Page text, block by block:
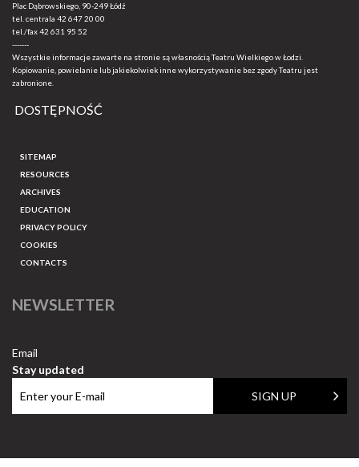
Plac Dąbrowskiego, 90-249 Łódź
tel. centrala 42 647 20 00
tel./fax42 631 95 52
-------
Wszystkie informacje zawarte na stronie są własnością Teatru Wielkiego w Łodzi.
Kopiowanie, powielanie lub jakiekolwiek inne wykorzystywanie bez zgody Teatru jest
zabronione.
DOSTĘPNOŚĆ
SITEMAP
RESOURCES
ARCHIVES
EDUCATION
PRIVACY POLICY
COOKIES
CONTACTS
NEWSLETTER
Email
Stay updated